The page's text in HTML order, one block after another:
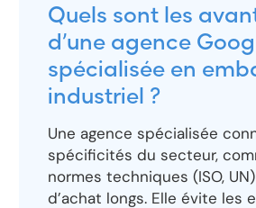
Quels sont les
d’une agence
spécialisée en
industriel ?
Une agence spécialisée
spécificités du secteur,
normes techniques (ISO,
d’achat longs. Elle évite les